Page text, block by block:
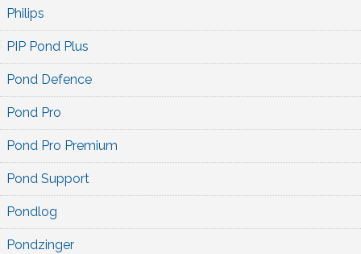
Philips
PIP Pond Plus
Pond Defence
Pond Pro
Pond Pro Premium
Pond Support
Pondlog
Pondzinger